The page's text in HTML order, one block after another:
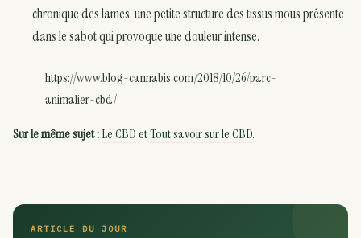
chronique des lames, une petite structure des tissus mous présente
dans le sabot qui provoque une douleur intense.
https://www.blog-cannabis.com/2018/10/26/parc-
animalier-cbd/
Sur le même sujet :Le CBDetTout savoir sur le CBD.
ARTICLE DU JOUR